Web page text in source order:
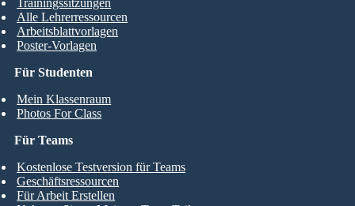
Für Studenten
Mein Klassenraum
Photos For Class
Alle Lehrerressourcen
Arbeitsblattvorlagen
Poster-Vorlagen
Für Teams
Kostenlose Testversion für Teams
Geschäftsressourcen
Für Arbeit Erstellen